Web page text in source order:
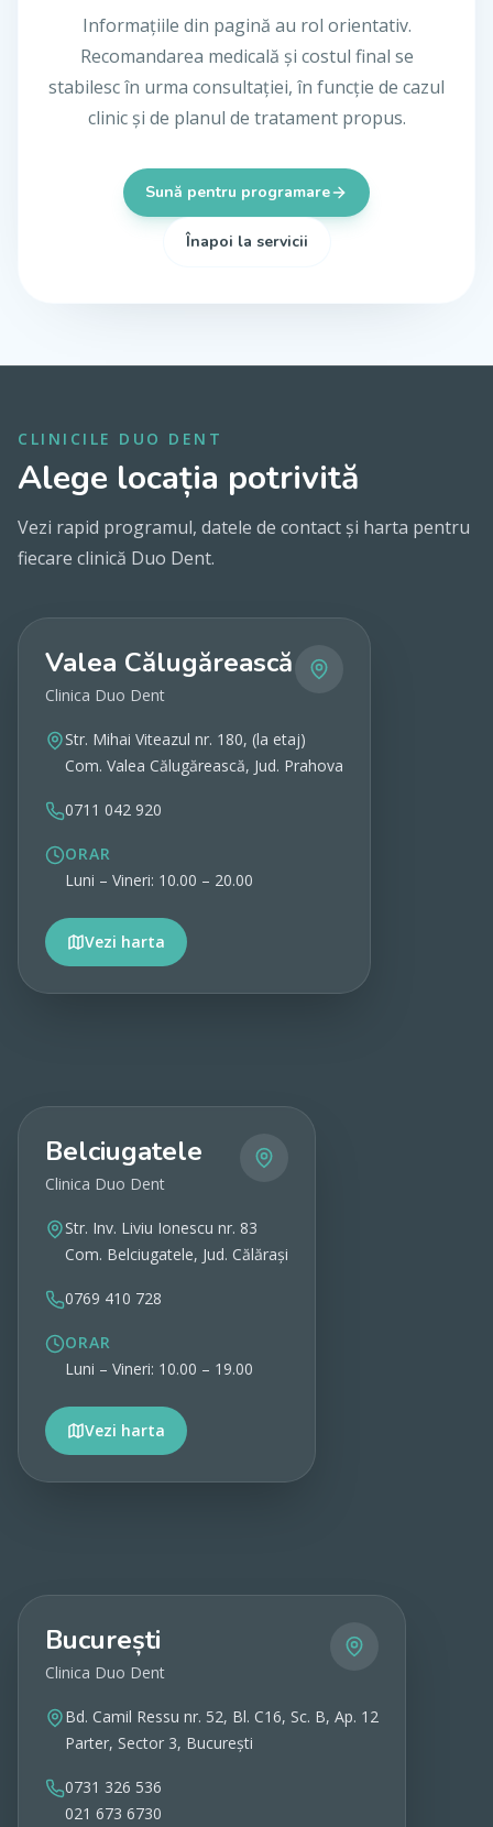
Informațiile din pagină au rol orientativ.
Recomandarea medicală și costul final se
stabilesc în urma consultației, în funcție de cazul
clinic și de planul de tratament propus.
Sună pentru programare
Înapoi la servicii
CLINICILE DUO DENT
Alege locația potrivită
Vezi rapid programul, datele de contact și harta pentru
fiecare clinică Duo Dent.
Valea Călugărească
Clinica Duo Dent
Str. Mihai Viteazul nr. 180, (la etaj)
Com. Valea Călugărească, Jud. Prahova
0711 042 920
ORAR
Luni – Vineri: 10.00 – 20.00
Vezi harta
Vezi detalii
Belciugatele
Clinica Duo Dent
Str. Inv. Liviu Ionescu nr. 83
Com. Belciugatele, Jud. Călărași
0769 410 728
ORAR
Luni – Vineri: 10.00 – 19.00
Vezi harta
Vezi detalii
București
Clinica Duo Dent
Bd. Camil Ressu nr. 52, Bl. C16, Sc. B, Ap. 12
Parter, Sector 3, București
0731 326 536
021 673 6730